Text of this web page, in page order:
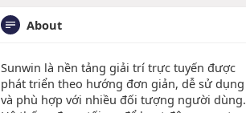
About
Sunwin là nền tảng giải trí trực tuyến được
phát triển theo hướng đơn giản, dễ sử dụng
và phù hợp với nhiều đối tượng người dùng.